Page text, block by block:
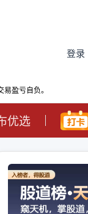
登录
盈亏自负。
优选